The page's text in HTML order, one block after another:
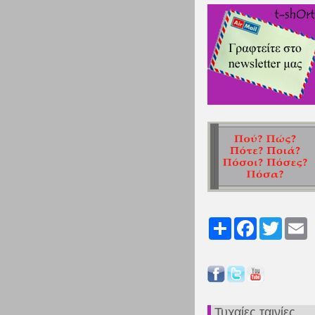
Share FacebookTwitter
Τυχαίες ταινίες